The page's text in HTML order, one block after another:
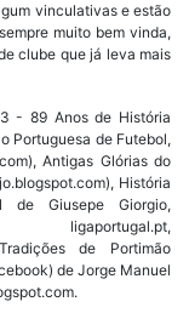
vinculativas e estão
muito bem vinda,
clube que já leva mais
- 89 Anos de História
Portuguesa de Futebol,
Antigas Glórias do
História
de Giusepe Giorgio,
ligaportugal.pt,
de Portimão
de Jorge Manuel